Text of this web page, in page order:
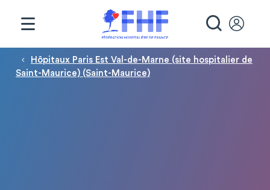
Fil d'Ariane
Hôpitaux Paris Est Val-de-Marne (site hospitalier de
Saint-Maurice) (Saint-Maurice)
Panneau de gestion des cookies